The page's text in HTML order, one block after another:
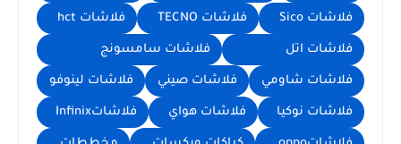
فلاشات Sico فلاشات TECNO فلاشات hct
فلاشات اتل فلاشات سامسونج
فلاشات شاومي فلاشات صيني فلاشات لينوفو
فلاشات نوكيا فلاشات هواي فلاشاتInfinix